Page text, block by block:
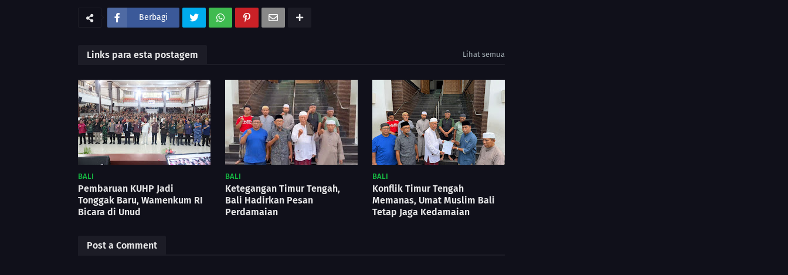
Berbagi
Links para esta postagem Lihat semua
BALI
Pembaruan KUHP Jadi
Tonggak Baru, Wamenkum RI
Bicara di Unud
BALI
Ketegangan Timur Tengah,
Bali Hadirkan Pesan
Perdamaian
BALI
Konflik Timur Tengah
Memanas, Umat Muslim Bali
Tetap Jaga Kedamaian
Post a Comment